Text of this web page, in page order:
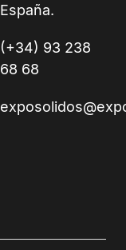
España.
(+34) 93 238
68 68